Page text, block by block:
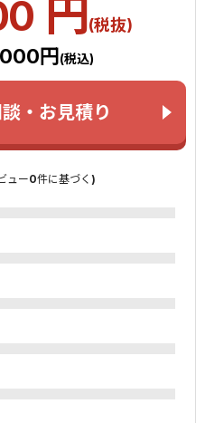
円(税抜)
円 (税込)
・お見積り
ュー0件に基づく)